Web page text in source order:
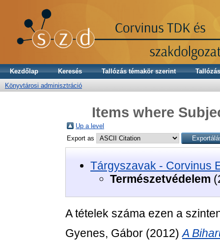
Kezdőlap Keresés Tallózás témakör szerint
Könyvtárosi adminisztráció
Items where
Up a level
Export as
Tárgyszavak - Corvinus
Természetvédelem
A tételek száma ezen a
Gyenes, Gábor (2012)A